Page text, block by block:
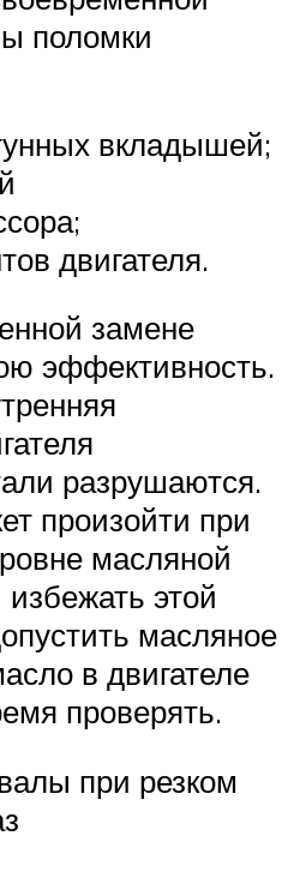
поломки
вкладышей;
двигателя.
замене
эффективность.
разрушаются.
произойти при
масляной
этой
масляное
в двигателе
проверять.
при резком